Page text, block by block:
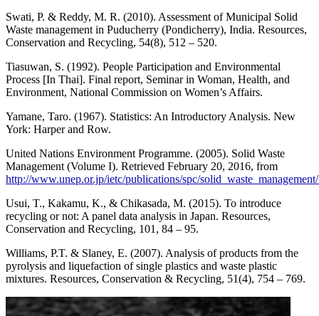
Swati, P. & Reddy, M. R. (2010). Assessment of Municipal Solid
Waste management in Puducherry (Pondicherry), India. Resources,
Conservation and Recycling, 54(8), 512 – 520.
Tiasuwan, S. (1992). People Participation and Environmental
Process [In Thai]. Final report, Seminar in Woman, Health, and
Environment, National Commission on Women’s Affairs.
Yamane, Taro. (1967). Statistics: An Introductory Analysis. New
York: Harper and Row.
United Nations Environment Programme. (2005). Solid Waste
Management (Volume I). Retrieved February 20, 2016, from
http://www.unep.or.jp/ietc/publications/spc/
Usui, T., Kakamu, K., & Chikasada, M. (2015). To introduce
recycling or not: A panel data analysis in Japan. Resources,
Conservation and Recycling, 101, 84 – 95.
Williams, P.T. & Slaney, E. (2007). Analysis of products from the
pyrolysis and liquefaction of single plastics and waste plastic
mixtures. Resources, Conservation & Recycling, 51(4), 754 – 769.